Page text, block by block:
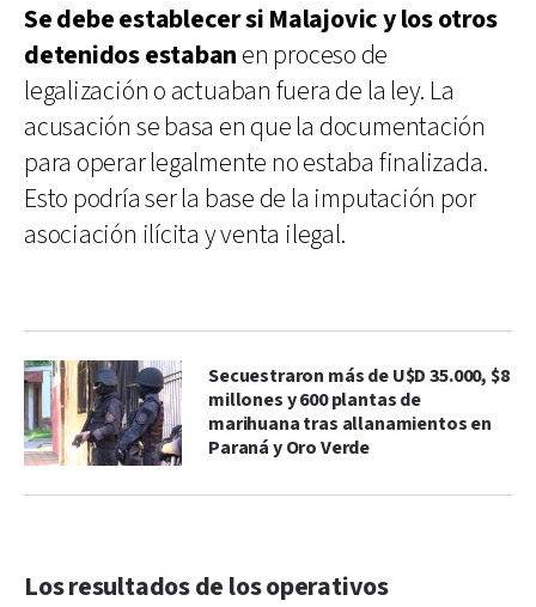
Se debe establecer si Malajovic y los otros
detenidos estaban en proceso de
legalización o actuaban fuera de la ley. La
acusación se basa en que la documentación
para operar legalmente no estaba finalizada.
Esto podría ser la base de la imputación por
asociación ilícita y venta ilegal.
Secuestraron más de U$D 35.000, $8
millones y 600 plantas de
marihuana tras allanamientos en
Paraná y Oro Verde
Los resultados de los operativos